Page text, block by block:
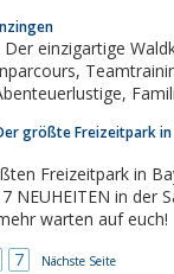
einzigartige
Familien, Firmen,
größte Freizeitpark in
Freizeitpark in
NEUHEITEN in der
warten auf euch!
7 Nächste Seite